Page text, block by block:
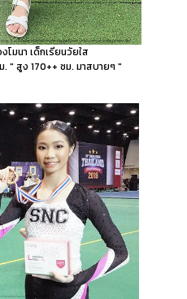
มนา เด็กเรียนวัยใส
" สูง 170++ ซม. มาสบายๆ "